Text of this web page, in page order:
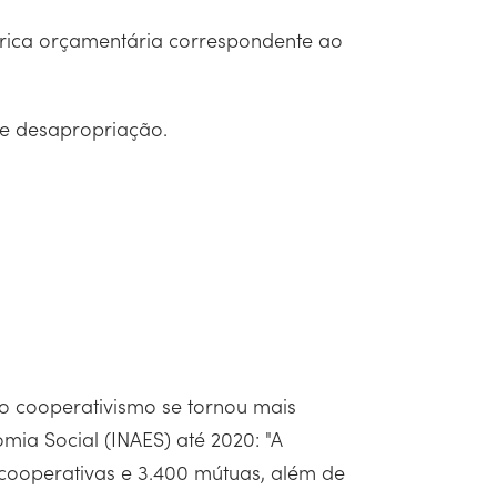
orçamentária correspondente ao
desapropriação.
cooperativismo se tornou mais
Social (INAES) até 2020: "A
e 3.400 mútuas, além de